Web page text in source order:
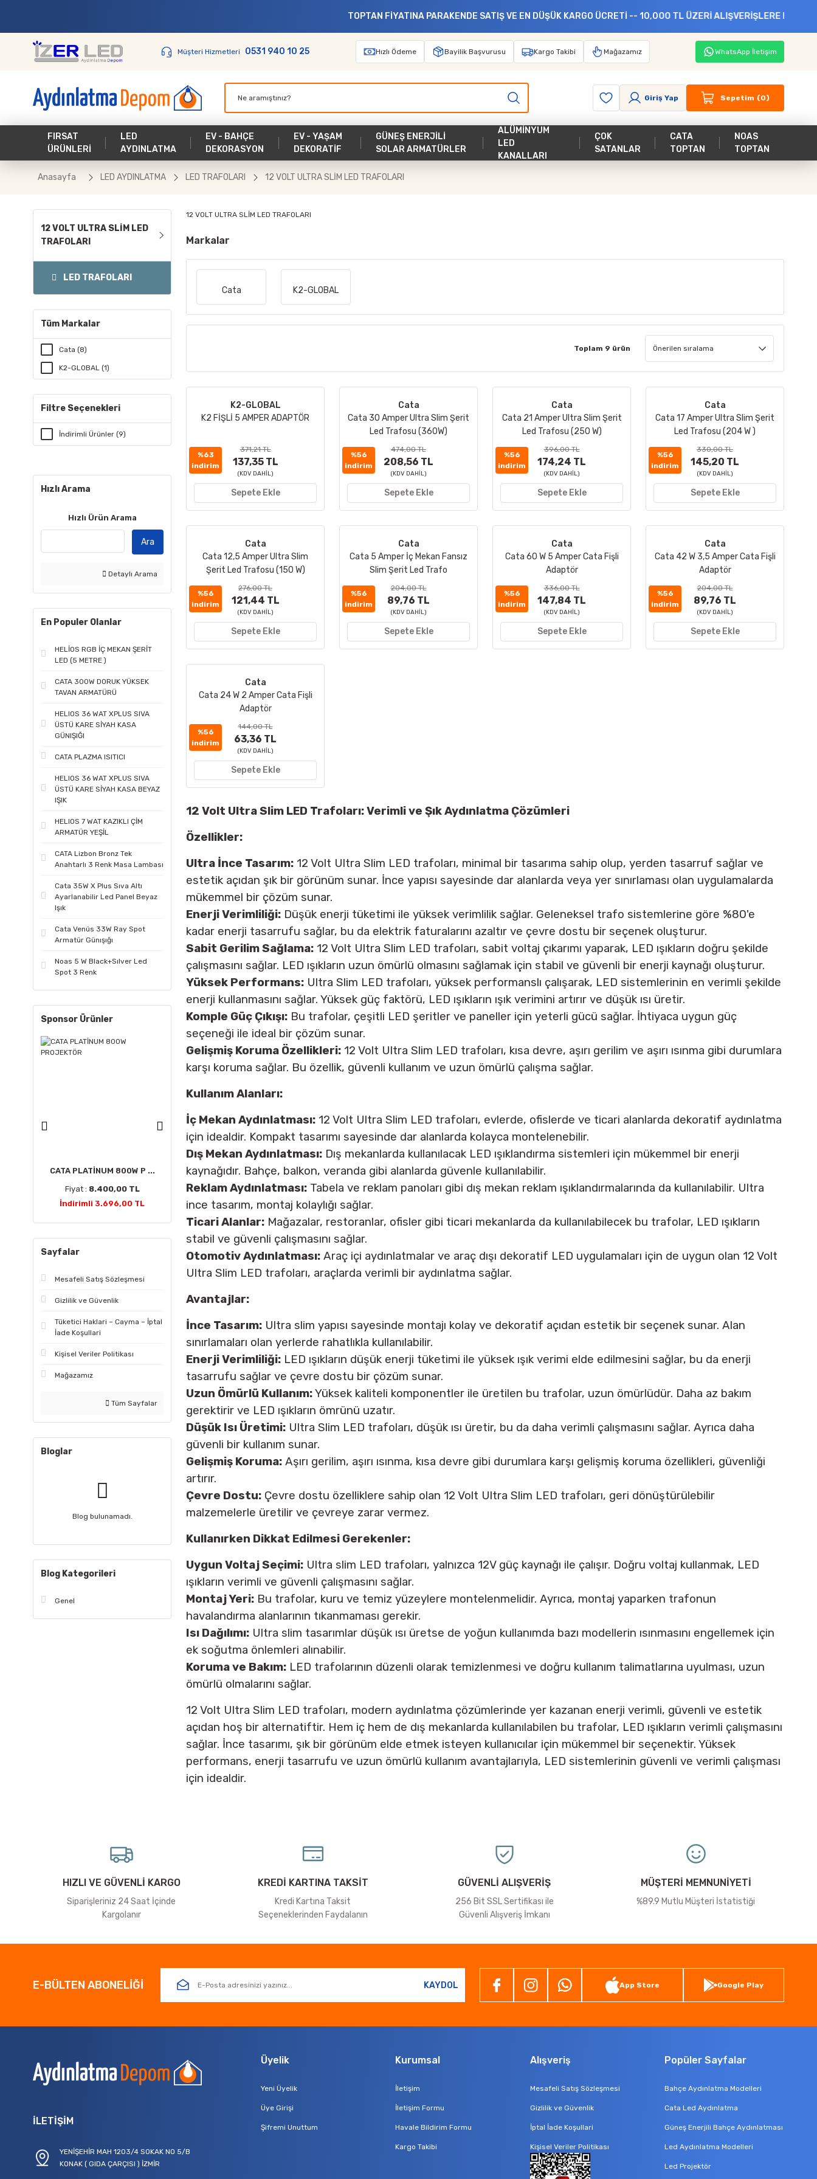
TOPTAN FİYATINA PARAKENDE SATIŞ VE EN DÜŞÜK KARGO ÜCRETİ -- 10,000 TL ÜZERİ ALIŞVERİŞLERE KREDİ KARTINA 3 İLE 5
Müşteri Hizmetleri 0531 940 10 25 Hızlı Ödeme Bayilik Başvurusu Kargo Takibi Mağazamız WhatsApp İletişim
Giriş Yap Sepetim 0
FIRSAT
ÜRÜNLERİ
LED
AYDINLATMA
EV - BAHÇE
DEKORASYON
EV - YAŞAM
DEKORATİF
GÜNEŞ ENERJİLİ
SOLAR ARMATÜRLER
ALÜMİNYUM
LED
KANALLARI
ÇOK
SATANLAR
CATA
TOPTAN
NOAS
TOPTAN
Anasayfa LED AYDINLATMA LED TRAFOLARI 12 VOLT ULTRA SLİM LED TRAFOLARI
12 VOLT ULTRA SLİM LED
TRAFOLARI
LED TRAFOLARI
Tüm Markalar
Cata (8)
K2-GLOBAL (1)
Filtre Seçenekleri
İndirimli Ürünler (9)
Hızlı Arama
Hızlı Ürün Arama
Ara
Detaylı Arama
En Populer Olanlar
HELİOS RGB İÇ MEKAN ŞERİT
LED (5 METRE )
CATA 300W DORUK YÜKSEK
TAVAN ARMATÜRÜ
HELIOS 36 WAT XPLUS SIVA
ÜSTÜ KARE SİYAH KASA
GÜNIŞIĞI
CATA PLAZMA ISITICI
HELIOS 36 WAT XPLUS SIVA
ÜSTÜ KARE SİYAH KASA BEYAZ
IŞIK
HELIOS 7 WAT KAZIKLI ÇİM
ARMATÜR YEŞİL
CATA Lizbon Bronz Tek
Anahtarlı 3 Renk Masa Lambası
Cata 35W X Plus Sıva Altı
Ayarlanabilir Led Panel Beyaz
Işık
Cata Venüs 33W Ray Spot
Armatür Günışığı
Noas 5 W Black+Sılver Led
Spot 3 Renk
Sponsor Ürünler
CATA PLATİNUM 800W P ...
8.400,00 TL
İndirimli 3.696,00 TL
CATA Kristal Ledli T ...
6.900,00 TL
İndirimli 3.036,00 TL
HELİOS RGB İÇ MEKAN ...
Fiyat : 114,00 TL
İndirimli 45,60 TL
CATA AKILLI VİLLA SE ...
Fiyat :13.200,00 TL
CATA COB 12V ŞERİT L ...
Fiyat :126,00 TL
Fiyat :408,00 TL
Fiyat :
Sayfalar
Mesafeli Satış Sözleşmesi
Gizlilik ve Güvenlik
Tüketici Haklari – Cayma – İptal
İade Koşullari
Kişisel Veriler Politikası
Mağazamız
Tüm Sayfalar
Bloglar
Blog bulunamadı.
Blog Kategorileri
Genel
12 VOLT ULTRA SLİM LED TRAFOLARI
Markalar
Cata K2-GLOBAL
Toplam 9 ürün
K2-GLOBAL
K2 FİŞLİ 5 AMPER ADAPTÖR
371,21 TL
137,35 TL
(KDV DAHİL)
Sepete Ekle
%63
indirim
Cata
Cata 30 Amper Ultra Slim Şerit
Led Trafosu (360W)
474,00 TL
208,56 TL
(KDV DAHİL)
Sepete Ekle
%56
indirim
Cata
Cata 21 Amper Ultra Slim Şerit
Led Trafosu (250 W)
396,00 TL
174,24 TL
(KDV DAHİL)
Sepete Ekle
%56
indirim
Cata
Cata 17 Amper Ultra Slim Şerit
Led Trafosu (204 W )
330,00 TL
145,20 TL
(KDV DAHİL)
Sepete Ekle
%56
indirim
Cata
Cata 12,5 Amper Ultra Slim
Şerit Led Trafosu (150 W)
276,00 TL
121,44 TL
(KDV DAHİL)
Sepete Ekle
%56
indirim
Cata
Cata 5 Amper İç Mekan Fansız
Slim Şerit Led Trafo
204,00 TL
89,76 TL
(KDV DAHİL)
Sepete Ekle
%56
indirim
Cata
Cata 60 W 5 Amper Cata Fişli
Adaptör
336,00 TL
147,84 TL
(KDV DAHİL)
Sepete Ekle
%56
indirim
Cata
Cata 42 W 3,5 Amper Cata Fişli
Adaptör
204,00 TL
89,76 TL
(KDV DAHİL)
Sepete Ekle
%56
indirim
Cata
Cata 24 W 2 Amper Cata Fişli
Adaptör
144,00 TL
63,36 TL
(KDV DAHİL)
Sepete Ekle
%56
indirim
12 Volt Ultra Slim LED Trafoları: Verimli ve Şık Aydınlatma Çözümleri
Özellikler:
Ultra İnce Tasarım: 12 Volt Ultra Slim LED trafoları, minimal bir tasarıma sahip olup, yerden tasarruf sağlar ve
estetik açıdan şık bir görünüm sunar. İnce yapısı sayesinde dar alanlarda veya yer sınırlaması olan uygulamalarda
mükemmel bir çözüm sunar.
Enerji Verimliliği: Düşük enerji tüketimi ile yüksek verimlilik sağlar. Geleneksel trafo sistemlerine göre %80'e
kadar enerji tasarrufu sağlar, bu da elektrik faturalarını azaltır ve çevre dostu bir seçenek oluşturur.
Sabit Gerilim Sağlama: 12 Volt Ultra Slim LED trafoları, sabit voltaj çıkarımı yaparak, LED ışıkların doğru şekilde
çalışmasını sağlar. LED ışıkların uzun ömürlü olmasını sağlamak için stabil ve güvenli bir enerji kaynağı oluşturur.
Yüksek Performans: Ultra Slim LED trafoları, yüksek performanslı çalışarak, LED sistemlerinin en verimli şekilde
enerji kullanmasını sağlar. Yüksek güç faktörü, LED ışıkların ışık verimini artırır ve düşük ısı üretir.
Komple Güç Çıkışı: Bu trafolar, çeşitli LED şeritler ve paneller için yeterli gücü sağlar. İhtiyaca uygun güç
seçeneği ile ideal bir çözüm sunar.
Gelişmiş Koruma Özellikleri: 12 Volt Ultra Slim LED trafoları, kısa devre, aşırı gerilim ve aşırı ısınma gibi durumlara
karşı koruma sağlar. Bu özellik, güvenli kullanım ve uzun ömürlü çalışma sağlar.
Kullanım Alanları:
İç Mekan Aydınlatması: 12 Volt Ultra Slim LED trafoları, evlerde, ofislerde ve ticari alanlarda dekoratif aydınlatma
için idealdir. Kompakt tasarımı sayesinde dar alanlarda kolayca montelenebilir.
Dış Mekan Aydınlatması: Dış mekanlarda kullanılacak LED ışıklandırma sistemleri için mükemmel bir enerji
kaynağıdır. Bahçe, balkon, veranda gibi alanlarda güvenle kullanılabilir.
Reklam Aydınlatması: Tabela ve reklam panoları gibi dış mekan reklam ışıklandırmalarında da kullanılabilir. Ultra
ince tasarım, montaj kolaylığı sağlar.
Ticari Alanlar: Mağazalar, restoranlar, ofisler gibi ticari mekanlarda da kullanılabilecek bu trafolar, LED ışıkların
stabil ve güvenli çalışmasını sağlar.
Otomotiv Aydınlatması: Araç içi aydınlatmalar ve araç dışı dekoratif LED uygulamaları için de uygun olan 12 Volt
Ultra Slim LED trafoları, araçlarda verimli bir aydınlatma sağlar.
Avantajlar:
İnce Tasarım: Ultra slim yapısı sayesinde montajı kolay ve dekoratif açıdan estetik bir seçenek sunar. Alan
sınırlamaları olan yerlerde rahatlıkla kullanılabilir.
Enerji Verimliliği: LED ışıkların düşük enerji tüketimi ile yüksek ışık verimi elde edilmesini sağlar, bu da enerji
tasarrufu sağlar ve çevre dostu bir çözüm sunar.
Uzun Ömürlü Kullanım:Yüksek kaliteli komponentler ile üretilen bu trafolar, uzun ömürlüdür. Daha az bakım
gerektirir ve LED ışıkların ömrünü uzatır.
Düşük Isı Üretimi: Ultra Slim LED trafoları, düşük ısı üretir, bu da daha verimli çalışmasını sağlar. Ayrıca daha
güvenli bir kullanım sunar.
Gelişmiş Koruma: Aşırı gerilim, aşırı ısınma, kısa devre gibi durumlara karşı gelişmiş koruma özellikleri, güvenliği
artırır.
Çevre Dostu: Çevre dostu özelliklere sahip olan 12 Volt Ultra Slim LED trafoları, geri dönüştürülebilir
malzemelerle üretilir ve çevreye zarar vermez.
Kullanırken Dikkat Edilmesi Gerekenler:
Uygun Voltaj Seçimi: Ultra slim LED trafoları, yalnızca 12V güç kaynağı ile çalışır. Doğru voltaj kullanmak, LED
ışıkların verimli ve güvenli çalışmasını sağlar.
Montaj Yeri: Bu trafolar, kuru ve temiz yüzeylere montelenmelidir. Ayrıca, montaj yaparken trafonun
havalandırma alanlarının tıkanmaması gerekir.
Isı Dağılımı: Ultra slim tasarımlar düşük ısı üretse de yoğun kullanımda bazı modellerin ısınmasını engellemek için
ek soğutma önlemleri alınabilir.
Koruma ve Bakım: LED trafolarının düzenli olarak temizlenmesi ve doğru kullanım talimatlarına uyulması, uzun
ömürlü olmalarını sağlar.
12 Volt Ultra Slim LED trafoları, modern aydınlatma çözümlerinde yer kazanan enerji verimli, güvenli ve estetik
açıdan hoş bir alternatiftir. Hem iç hem de dış mekanlarda kullanılabilen bu trafolar, LED ışıkların verimli çalışmasını
sağlar. İnce tasarımı, şık bir görünüm elde etmek isteyen kullanıcılar için mükemmel bir seçenektir. Yüksek
performans, enerji tasarrufu ve uzun ömürlü kullanım avantajlarıyla, LED sistemlerinin güvenli ve verimli çalışması
için idealdir.
HIZLI VE GÜVENLİ KARGO
Siparişleriniz 24 Saat İçinde
Kargolanır
KREDİ KARTINA TAKSİT
Kredi Kartına Taksit
Seçeneklerinden Faydalanın
GÜVENLİ ALIŞVERİŞ
256 Bit SSL Sertifikası ile
Güvenli Alışveriş İmkanı
MÜŞTERİ MEMNUNİYETİ
%89.9 Mutlu Müşteri İstatistiği
E-BÜLTEN ABONELİĞİ KAYDOL App Store Google Play
İLETİŞİM
YENİŞEHİR MAH 1203/4 SOKAK NO 5/B
KONAK ( GIDA ÇARÇISI ) İZMİR
Üyelik
Yeni Üyelik
Üye Girişi
Şifremi Unuttum
Kurumsal
İletişim
İletişim Formu
Havale Bildirim Formu
Kargo Takibi
Alışveriş
Mesafeli Satış Sözleşmesi
Gizlilik ve Güvenlik
İptal İade Koşullari
Kişisel Veriler Politikası
Popüler Sayfalar
Bahçe Aydınlatma Modelleri
Cata Led Aydınlatma
Güneş Enerjili Bahçe Aydınlatması
Led Aydınlatma Modelleri
Led Projektör